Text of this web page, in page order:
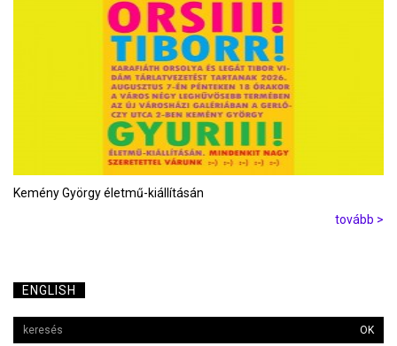
Kemény György életmű-kiállításán
tovább >
ENGLISH
OK